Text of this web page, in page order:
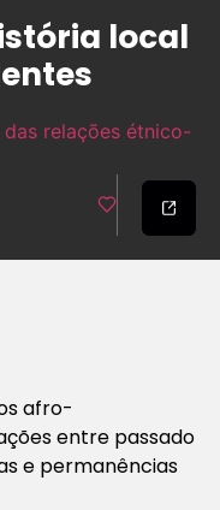
local
relações étnico-
afro-
entre passado
e permanências